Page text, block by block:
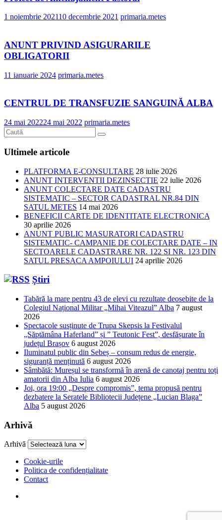
1 noiembrie 202110 decembrie 2021 primaria.metes
ANUNT PRIVIND ASIGURARILE
OBLIGATORII
11 ianuarie 2024 primaria.metes
CENTRUL DE TRANSFUZIE SANGUINĂ ALBA
24 mai 202224 mai 2022 primaria.metes
Ultimele articole
PLATFORMA E-CONSULTARE 28 iulie 2026
ANUNT INTERVENTII DEZINSECTIE 22 iulie 2026
ANUNT COLECTARE DATE CADASTRU
SISTEMATIC – SECTOR CADASTRAL NR.84 DIN
SATUL METES 14 mai 2026
BENEFICII CARTE DE IDENTITATE ELECTRONICA
30 aprilie 2026
ANUNT PUBLIC MASURATORI CADASTRU
SISTEMATIC- CAMPANIE DE COLECTARE DATE – IN
SECTOARELE CADASTRARE NR. 122 SI NR. 123 DIN
SATUL PRESACA AMPOIULUI 24 aprilie 2026
Știri
Tabără la mare pentru 43 de elevi cu rezultate deosebite de la
Colegiul Național Militar „Mihai Viteazul” Alba 7 august
2026
Spectacole susținute de Trupa Skepsis la Festivalul
„Săptămâna Haferland” și ” Teutonic Fest”, desfășurate în
județul Brașov 6 august 2026
Iluminatul public din Sebeș – consum redus de energie,
siguranță menținută 6 august 2026
Sâmbătă: Mureșul se transformă în arenă de canotaj pentru toți
amatorii din Alba Iulia 6 august 2026
Joi, ora 19:00 „Despre compromis”, tema propusă pentru
dezbatere la Seratele Bibliotecii Județene „Lucian Blaga”
Alba 5 august 2026
Arhivă
Arhivă
Cookie-urile
Politica de confidențialitate
Contact